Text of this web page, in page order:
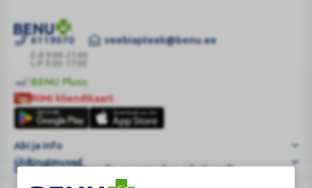
Suurlinna
kõigi
jaoks!
Võru
apteeker
Heli
...
6119070
E-R 9:00-21:00
veebiapteek@benu.ee
BENU
Pluss
BENU Pluss
RIMI
kliendikaart
RIMI kliendikaart
Abi ja info
Üldtingimused
Uudiskirjaga liitunuile suuremad soodustused!